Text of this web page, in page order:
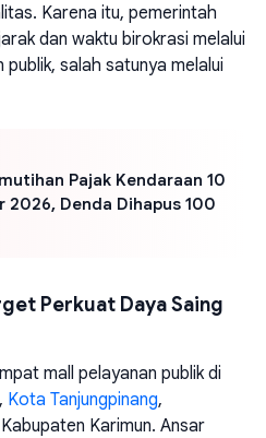
Karena itu, pemerintah
dan waktu birokrasi melalui
salah satunya melalui
Pajak Kendaraan 10
Denda Dihapus 100
Perkuat Daya Saing
mall pelayanan publik di
Kota Tanjungpinang,
Karimun. Ansar